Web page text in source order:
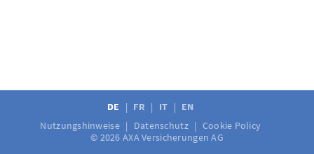
DE FR IT
EN
Nutzungshinweise
Datenschutz
Cookie Policy
© 2026 AXA Versicherungen AG